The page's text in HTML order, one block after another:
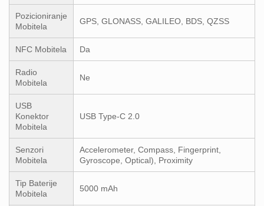
Pozicioniranje
Mobitela
GPS, GLONASS, GALILEO, BDS, QZSS
NFC Mobitela Da
Radio
Mobitela
Ne
USB
Konektor
Mobitela
USB Type-C 2.0
Senzori
Mobitela
Accelerometer, Compass, Fingerprint,
Gyroscope, Optical), Proximity
Tip Baterije
Mobitela
5000 mAh